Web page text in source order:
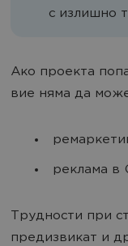
с излишно
Ако проекта
вие няма да
реклама в
Трудности при
предизвикат и